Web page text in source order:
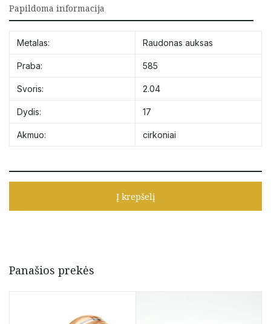
Papildoma informacija
Metalas: Raudonas auksas
Praba: 585
Svoris: 2.04
Dydis: 17
Akmuo: cirkoniai
Į krepšelį
Panašios prekės